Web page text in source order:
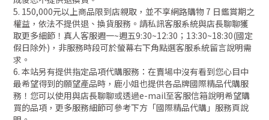
5. 150,000元以上商品限到店親取，並不享網路購物 7 日鑑賞期之
權益，依法不提供退、換貨服務。請私訊客服系統與店長聊聊獲
取更多細節！真人客服週一~週五9:30~12:30；13:30~18:30(國定
假日除外)，非服務時段可於螢幕右下角點選客服系統留言說明需
求。
6. 本站另有提供指定品項代購服務：在賣場中沒有看到您心目中
最希望得到的願望產品時，鹿小姐也提供各品牌國際精品代購服
務！您可以使用與店長聊聊或透過e-mail至客服信箱說明希望購
買的品項，更多服務細節可參考下方「國際精品代購」服務頁說